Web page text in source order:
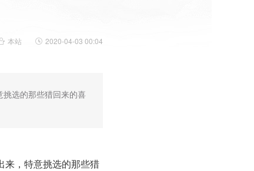
本站 2020-04-03 00:04
选的那些猎回来的喜
来，特意挑选的那些猎